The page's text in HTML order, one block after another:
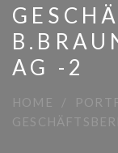
AG -2
HOME